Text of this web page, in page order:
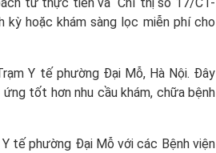
từ thực tiễnvà Chỉ thị số 17/CT-
hoặc khám sàng lọc miễn phí cho
Y tế phường Đại Mỗ, Hà Nội. Đây
tốt hơn nhu cầu khám, chữa bệnh
tế phường Đại Mỗ với các Bệnh viện